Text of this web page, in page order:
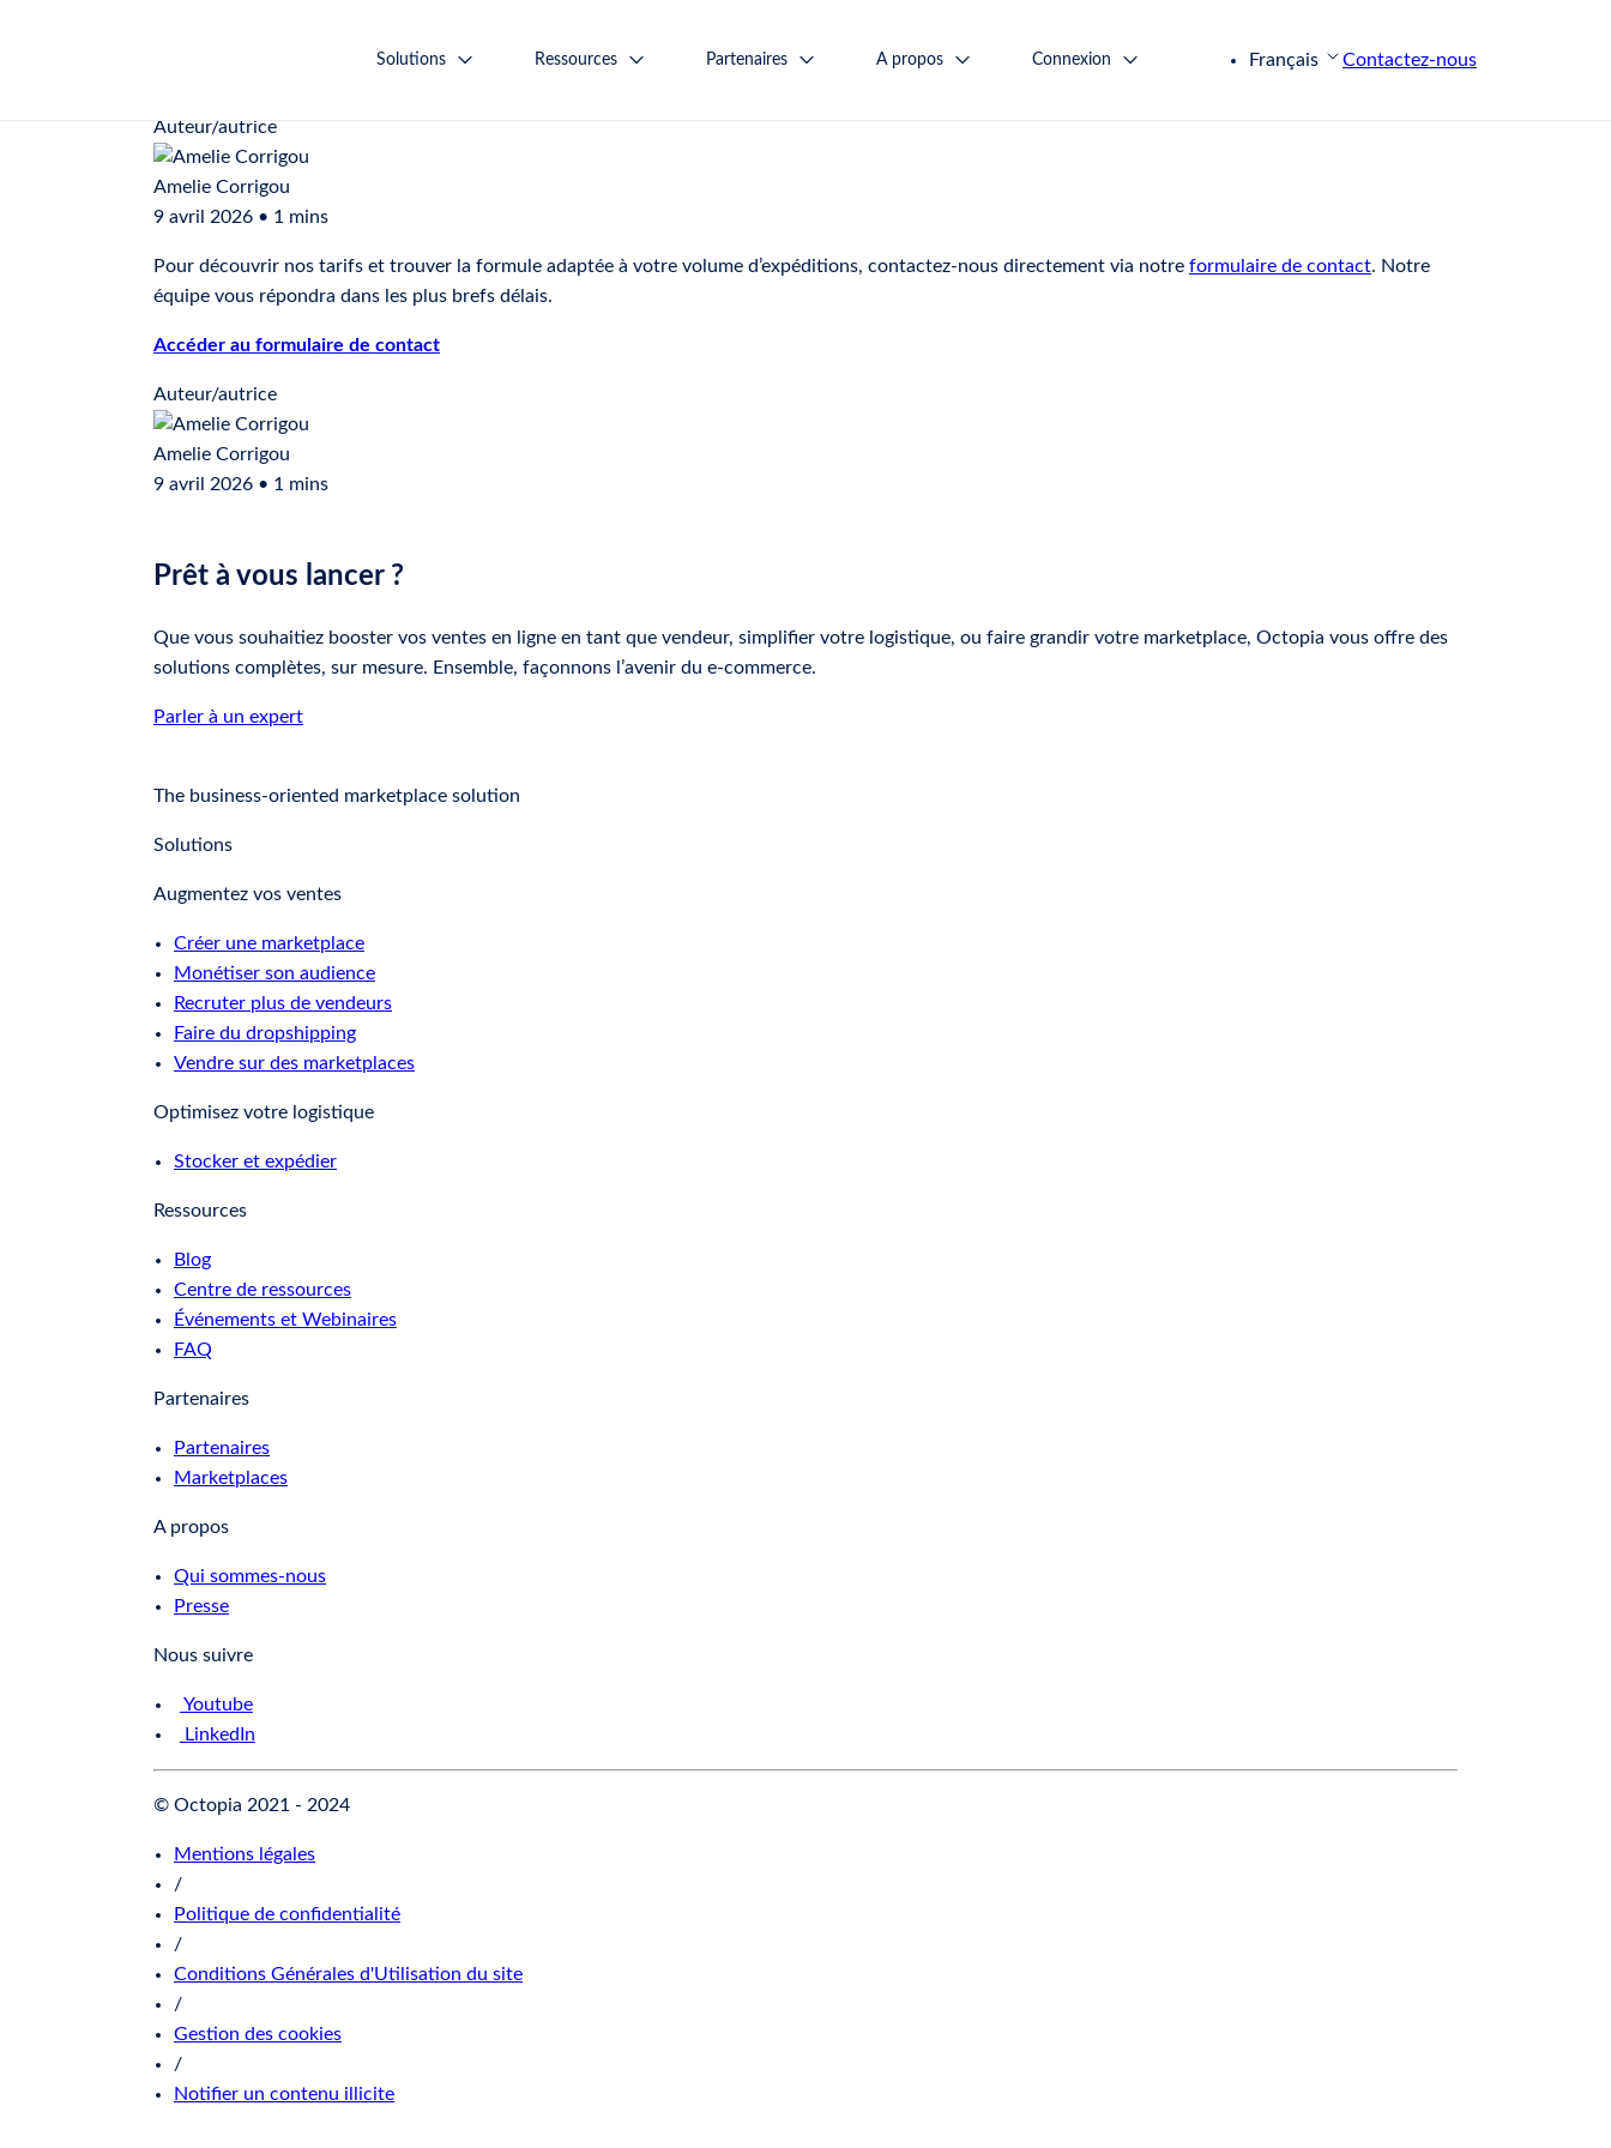
Solutions Ressources Partenaires A propos Connexion Français Contactez-nous
Où puis-je consulter les tarifs ?
Auteur/autrice
Amelie Corrigou
9 avril 2026 • 1 mins
Pour découvrir nos tarifs et trouver la formule adaptée à votre volume d’expéditions, contactez-nous directement via notre formulaire de contact. Notre
équipe vous répondra dans les plus brefs délais.
Accéder au formulaire de contact
Auteur/autrice
Amelie Corrigou
9 avril 2026 • 1 mins
Prêt à vous lancer ?
Que vous souhaitiez booster vos ventes en ligne en tant que vendeur, simplifier votre logistique, ou faire grandir votre marketplace, Octopia vous offre des
solutions complètes, sur mesure. Ensemble, façonnons l’avenir du e-commerce.
Parler à un expert
The business-oriented marketplace solution
Solutions
Augmentez vos ventes
Créer une marketplace
Monétiser son audience
Recruter plus de vendeurs
Faire du dropshipping
Vendre sur des marketplaces
Optimisez votre logistique
Stocker et expédier
Ressources
Blog
Centre de ressources
Événements et Webinaires
FAQ
Partenaires
Partenaires
Marketplaces
A propos
Qui sommes-nous
Presse
Nous suivre
Youtube
LinkedIn
© Octopia 2021 - 2024
Mentions légales
/
Politique de confidentialité
/
Conditions Générales d'Utilisation du site
/
Gestion des cookies
/
Notifier un contenu illicite